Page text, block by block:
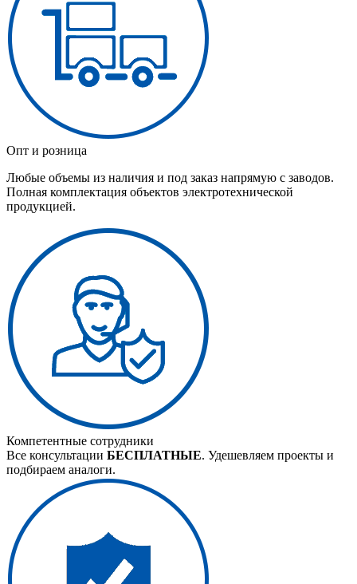
Опт и розница
Любые объемы из наличия и под заказ напрямую с заводов.
Полная комплектация объектов электротехнической
продукцией.
Компетентные сотрудники
Все консультации БЕСПЛАТНЫЕ. Удешевляем проекты и
подбираем аналоги.